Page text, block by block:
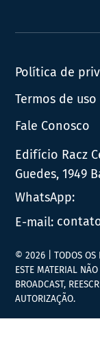
Política de
Termos de uso
Fale Conosco
Edifício Racz
Guedes, 1949
WhatsApp:
E-mail:
© 2026 | TODOS OS
ESTE MATERIAL
BROADCAST,
AUTORIZAÇÃO.